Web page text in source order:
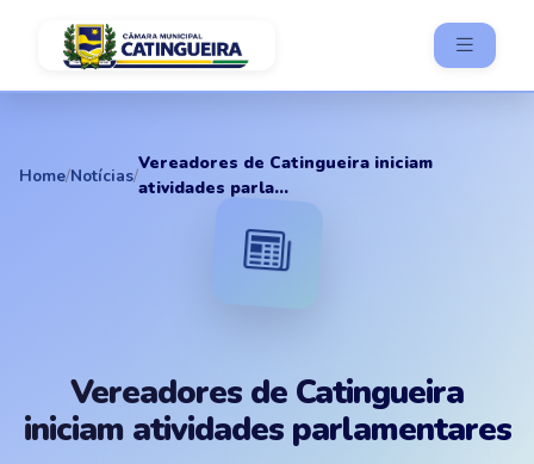
Home/Notícias/
Vereadores de Catingueira iniciam
atividades parla...
Vereadores de Catingueira
iniciam atividades parlamentares